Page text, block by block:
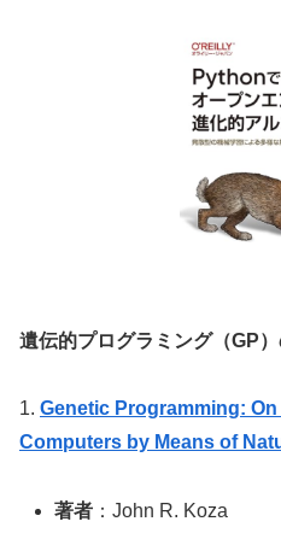
遺伝的プログラミング（GP
1. Genetic Programming:
Computers by Means of
著者 ：John R. Koza